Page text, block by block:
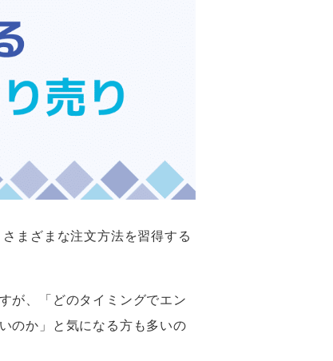
まざまな注文方法を習得する
が、「どのタイミングでエン
のか」と気になる方も多いの